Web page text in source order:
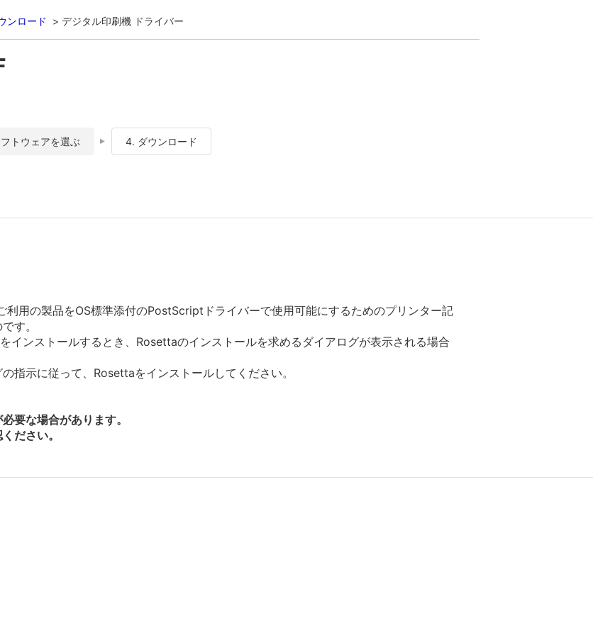
ンロード デジタル印刷機 ドライバー
トウェアを選ぶ 4. ダウンロード
利用の製品をOS標準添付のPostScriptドライバーで使用可能にするためのプリンター記
す。
インストールするとき、Rosettaのインストールを求めるダイアログが表示される場合
指示に従って、Rosettaをインストールしてください。
要な場合があります。
ださい。